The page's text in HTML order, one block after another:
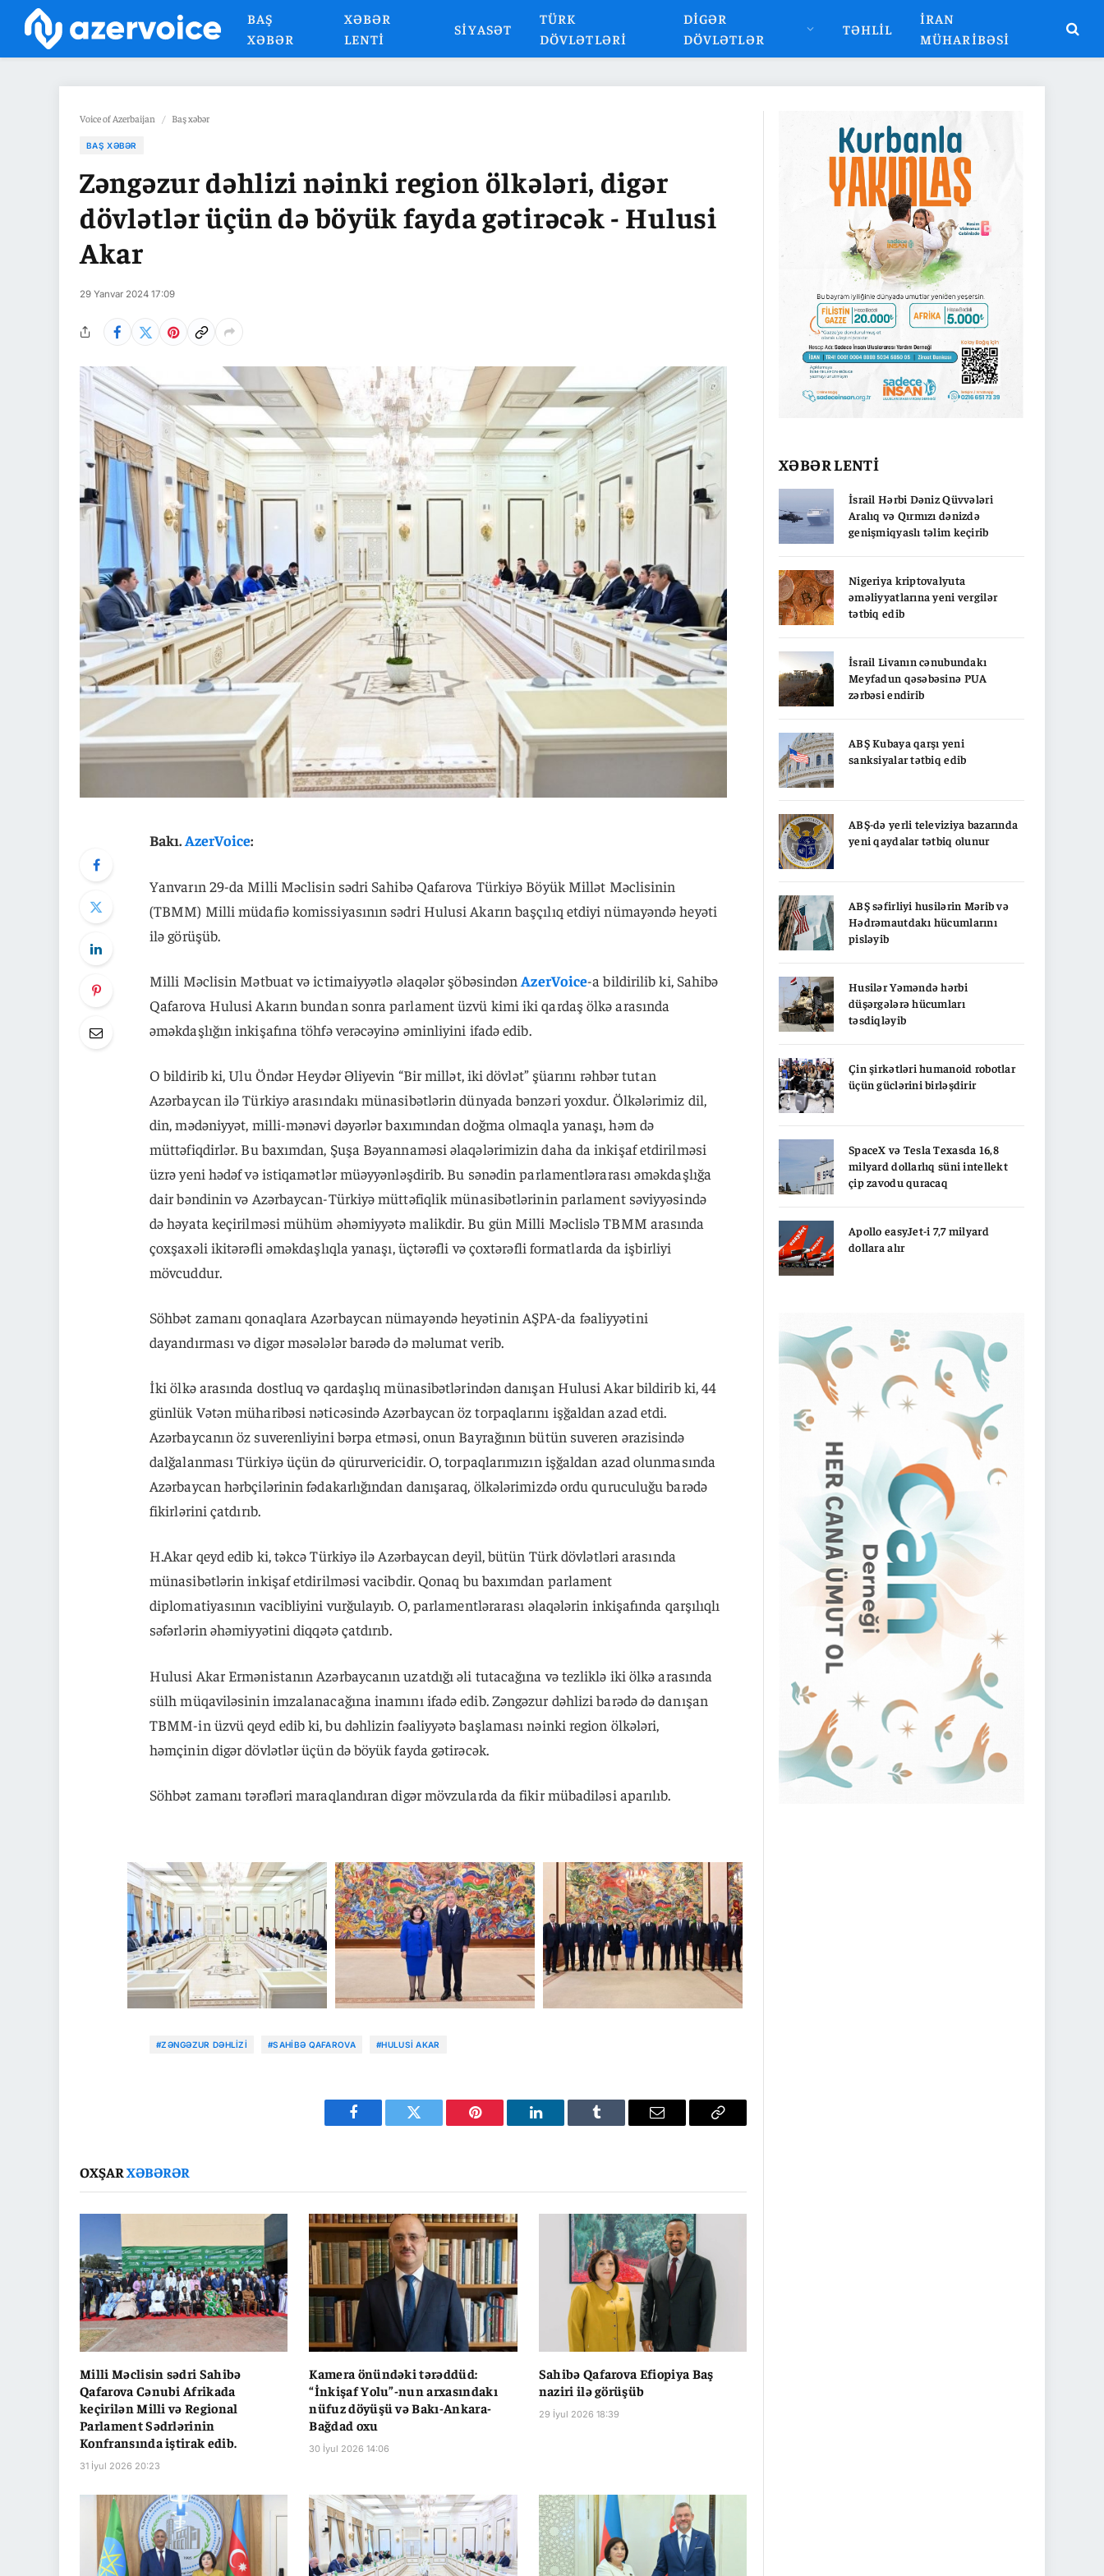
BAŞ
XƏBƏR
XƏBƏR
LENTI
SIYASƏT
TÜRK
DÖVLƏTLƏRI
DIGƏR
DÖVLƏTLƏR
TƏHLIL
İRAN
MÜHARIBƏSI
Voice of Azerbaijan / Baş xəbər
BAŞ XƏBƏR
Zəngəzur dəhlizi nəinki region ölkələri, digər
dövlətlər üçün də böyük fayda gətirəcək - Hulusi
Akar
29 Yanvar 2024 17:09
Bakı.AzerVoice:
Yanvarın 29-da Milli Məclisin sədri Sahibə Qafarova Türkiyə Böyük Millət Məclisinin
(TBMM) Milli müdafiə komissiyasının sədri Hulusi Akarın başçılıq etdiyi nümayəndə heyəti
ilə görüşüb.
Milli Məclisin Mətbuat və ictimaiyyətlə əlaqələr şöbəsindənAzerVoice-a bildirilib ki, Sahibə
Qafarova Hulusi Akarın bundan sonra parlament üzvü kimi iki qardaş ölkə arasında
əməkdaşlığın inkişafına töhfə verəcəyinə əminliyini ifadə edib.
O bildirib ki, Ulu Öndər Heydər Əliyevin “Bir millət, iki dövlət” şüarını rəhbər tutan
Azərbaycan ilə Türkiyə arasındakı münasibətlərin dünyada bənzəri yoxdur. Ölkələrimiz dil,
din, mədəniyyət, milli-mənəvi dəyərlər baxımından doğma olmaqla yanaşı, həm də
müttəfiqdirlər. Bu baxımdan, Şuşa Bəyannaməsi əlaqələrimizin daha da inkişaf etdirilməsi
üzrə yeni hədəf və istiqamətlər müəyyənləşdirib. Bu sənədin parlamentlərarası əməkdaşlığa
dair bəndinin və Azərbaycan-Türkiyə müttəfiqlik münasibətlərinin parlament səviyyəsində
də həyata keçirilməsi mühüm əhəmiyyətə malikdir. Bu gün Milli Məclislə TBMM arasında
çoxşaxəli ikitərəfli əməkdaşlıqla yanaşı, üçtərəfli və çoxtərəfli formatlarda da işbirliyi
mövcuddur.
Söhbət zamanı qonaqlara Azərbaycan nümayəndə heyətinin AŞPA-da fəaliyyətini
dayandırması və digər məsələlər barədə də məlumat verib.
İki ölkə arasında dostluq və qardaşlıq münasibətlərindən danışan Hulusi Akar bildirib ki, 44
günlük Vətən müharibəsi nəticəsində Azərbaycan öz torpaqlarını işğaldan azad etdi.
Azərbaycanın öz suverenliyini bərpa etməsi, onun Bayrağının bütün suveren ərazisində
dalğalanması Türkiyə üçün də qürurvericidir. O, torpaqlarımızın işğaldan azad olunmasında
Azərbaycan hərbçilərinin fədakarlığından danışaraq, ölkələrimizdə ordu quruculuğu barədə
fikirlərini çatdırıb.
H.Akar qeyd edib ki, təkcə Türkiyə ilə Azərbaycan deyil, bütün Türk dövlətləri arasında
münasibətlərin inkişaf etdirilməsi vacibdir. Qonaq bu baxımdan parlament
diplomatiyasının vacibliyini vurğulayıb. O, parlamentlərarası əlaqələrin inkişafında qarşılıqlı
səfərlərin əhəmiyyətini diqqətə çatdırıb.
Hulusi Akar Ermənistanın Azərbaycanın uzatdığı əli tutacağına və tezliklə iki ölkə arasında
sülh müqaviləsinin imzalanacağına inamını ifadə edib. Zəngəzur dəhlizi barədə də danışan
TBMM-in üzvü qeyd edib ki, bu dəhlizin fəaliyyətə başlaması nəinki region ölkələri,
həmçinin digər dövlətlər üçün də böyük fayda gətirəcək.
Söhbət zamanı tərəfləri maraqlandıran digər mövzularda da fikir mübadiləsi aparılıb.
#ZƏNGƏZUR DƏHLIZI #SAHIBƏ QAFAROVA #HULUSI AKAR
Facebook Twitter Pinterest LinkedIn Tumblr Email
Copy
OXŞARXƏBƏRƏR
Milli Məclisin sədri Sahibə
Qafarova Cənubi Afrikada
keçirilən Milli və Regional
Parlament Sədrlərinin
Konfransında iştirak edib.
31 İyul 2026 20:23
Kamera önündəki tərəddüd:
“İnkişaf Yolu”-nun arxasındakı
nüfuz döyüşü və Bakı-Ankara-
Bağdad oxu
30 İyul 2026 14:06
Sahibə Qafarova Efiopiya Baş
naziri ilə görüşüb
29 İyul 2026 18:39
XƏBƏR LENTİ
İsrail Hərbi Dəniz Qüvvələri
Aralıq və Qırmızı dənizdə
genişmiqyaslı təlim keçirib
Nigeriya kriptovalyuta
əməliyyatlarına yeni vergilər
tətbiq edib
İsrail Livanın cənubundakı
Meyfadun qəsəbəsinə PUA
zərbəsi endirib
ABŞ Kubaya qarşı yeni
sanksiyalar tətbiq edib
ABŞ-də yerli televiziya bazarında
yeni qaydalar tətbiq olunur
ABŞ səfirliyi husilərin Mərib və
Hədrəmautdakı hücumlarını
pisləyib
Husilər Yəməndə hərbi
düşərgələrə hücumları
təsdiqləyib
Çin şirkətləri humanoid robotlar
üçün güclərini birləşdirir
SpaceX və Tesla Texasda 16,8
milyard dollarlıq süni intellekt
çip zavodu quracaq
Apollo easyJet-i 7,7 milyard
dollara alır